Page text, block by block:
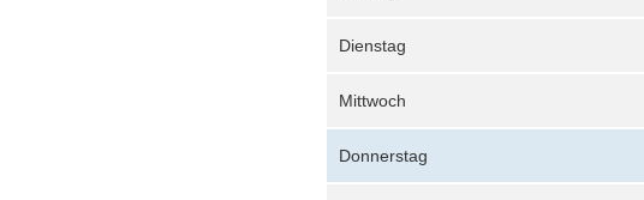
Dienstag
Mittwoch
Donnerstag